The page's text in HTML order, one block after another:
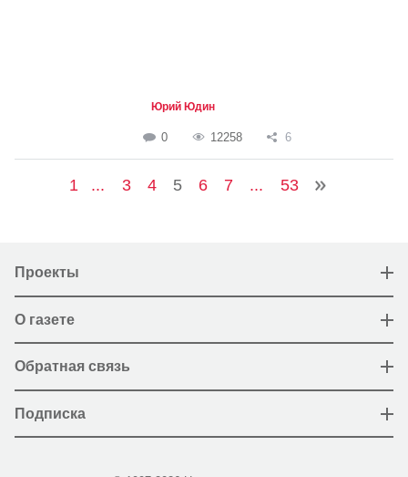
Юрий Юдин
0 12258 6
1 ... 3 4 5 6 7 ... 53
Проекты
О газете
Обратная связь
Подписка